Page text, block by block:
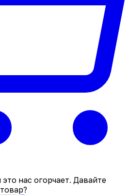
нас огорчает. Давайте